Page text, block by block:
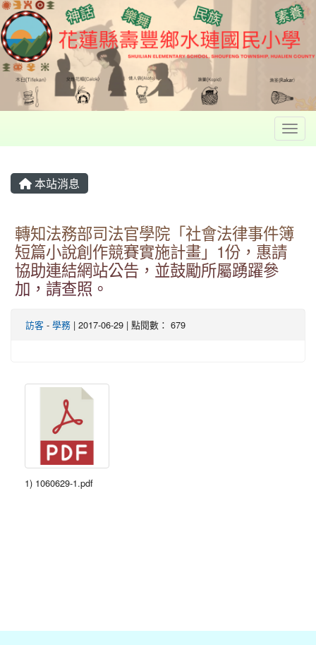
本站消息
轉知法務部司法官學院「社會法律事件簿
短篇小說創作競賽實施計畫」1份，惠請
協助連結網站公告，並鼓勵所屬踴躍參
加，請查照。
訪客 - 學務 | 2017-06-29 | 點閱數： 679
1) 1060629-1.pdf